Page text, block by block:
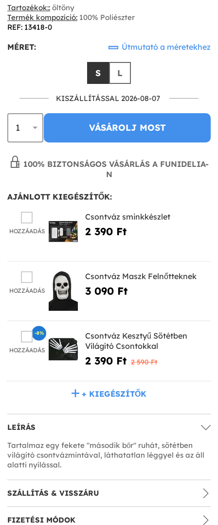
Tartozékok:: öltöny
Termék kompozíció: 100% Poliészter
REF: 13418-0
MÉRET: Útmutató a méretekhez
S L
KISZÁLLÍTÁSSAL 2026-08-07
VÁSÁROLJ MOST
100% BIZTONSÁGOS VÁSÁRLÁS A FUNIDELIA-
N
AJÁNLOTT KIEGÉSZÍTŐK:
HOZZÁADÁS
Csontváz sminkkészlet
2 390 Ft‎
HOZZÁADÁS
Csontváz Maszk Felnőtteknek
3 090 Ft‎
HOZZÁADÁS
Csontváz Kesztyű Sötétben
Világító Csontokkal
2 390 Ft‎ 2 590 Ft‎
-8%
+ KIEGÉSZÍTŐK
LEÍRÁS
Tartalmaz egy fekete "második bőr" ruhát, sötétben
világító csontvázmintával, láthatatlan léggyel és az áll
alatti nyílással.
SZÁLLÍTÁS & VISSZÁRU
FIZETÉSI MÓDOK